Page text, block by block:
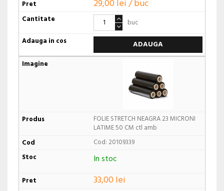
29,00 lei / buc
buc
ADAUGA
FOLIE STRETCH NEAGRA 23 MICRONI
LATIME 50 CM ctl amb
Cod: 20109339
In stoc
33,00 lei